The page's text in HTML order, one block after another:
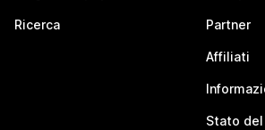
Ricerca Partner
Affiliati
Stato